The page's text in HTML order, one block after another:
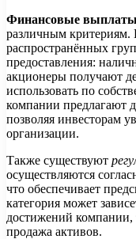
Финансовые выплаты
различным критериям.
распространённых
предоставления:
акционеры получают
использовать по
компании предлагают
позволяя инвесторам
организации.
Также существуют
осуществляются
что обеспечивает
категория может
достижений
продажа активов.